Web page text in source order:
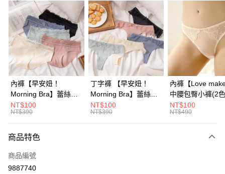
信用卡分期付款
3 期 0 利率 每期NT$363
合作金庫商業銀行
第一商業銀行
華南商業銀行
彰化商業銀行
上海商業儲蓄銀行
台北富邦商業銀行
國泰世華商業銀行
兆豐國際商業銀行
臺灣中小企業銀行
台中商業銀行
匯豐（台灣）商業銀行
華泰商業銀行
聯邦商業銀行
遠東國際商業銀行
元大商業銀行
台灣樂天信用卡公司
6 期 0 利率 每期 NT$181 21家銀行
合作金庫商業銀行
第一商業銀行
華南商業銀行
彰化商業銀行
上海商業儲蓄銀行
台北富邦商業銀行
國泰世華商業銀行
兆豐國際商業銀行
臺灣中小企業銀行
台中商業銀行
匯豐（台灣）商業銀行
聯邦商業銀行
玉山商業銀行
台灣樂天信用卡公司
超商取貨付款
LINE Pay
Apple Pay
街口支付
相關說明
【大哥付你分期使用說明】
內褲【早安妞！
Morning Bra】蕾絲無
痕性感小褲(5色)
NT$100
NT$390
丁字褲 【早安妞！
Morning Bra】蕾絲無
痕性感丁字褲 (5色)
NT$100
NT$390
內褲【Love
中腰包臀小褲​(2
NT$100
NT$490
商品特色
商品編號
9887740